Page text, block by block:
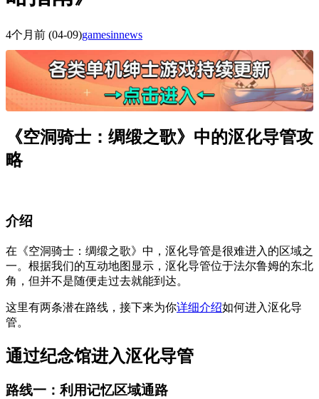
4个月前 (04-09)gamesinnews
《空洞骑士：绸缎之歌》中的沤化导管攻
略
介绍
在《空洞骑士：绸缎之歌》中，沤化导管是很难进入的区域之
一。根据我们的互动地图显示，沤化导管位于法尔鲁姆的东北
角，但并不是随便走过去就能到达。
这里有两条潜在路线，接下来为你详细介绍如何进入沤化导
管。
通过纪念馆进入沤化导管
路线一：利用记忆区域通路